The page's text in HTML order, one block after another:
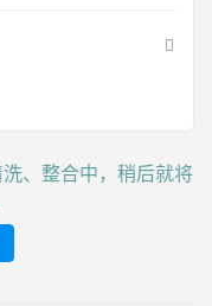
、整合中，稍后就将